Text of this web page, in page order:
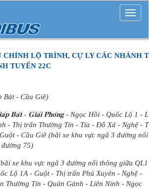
Mở
rộng
CHỈNH LỘ TRÌNH, CỰ LY CÁC NHÁNH T
TUYẾN 22C
Bát - Cầu Giẽ)
𝐁𝐚́𝐭 - 𝐆𝐢𝐚̉𝐢 𝐏𝐡𝐨́𝐧𝐠 - Ngọc Hồi - Quốc Lộ 1 - L
- Thị trấn Thường Tín - Tía - Đỗ Xá - Nghệ - T
- Cầu Giẽ (bãi xe khu vực ngã 3 đường nối
75)
xe khu vực ngã 3 đường nối thông giữa QL1
Lộ 1A - Guột - Thị trấn Phú Xuyên - Nghệ -
Thường Tín - Quán Gánh - Liên Ninh - Ngọc